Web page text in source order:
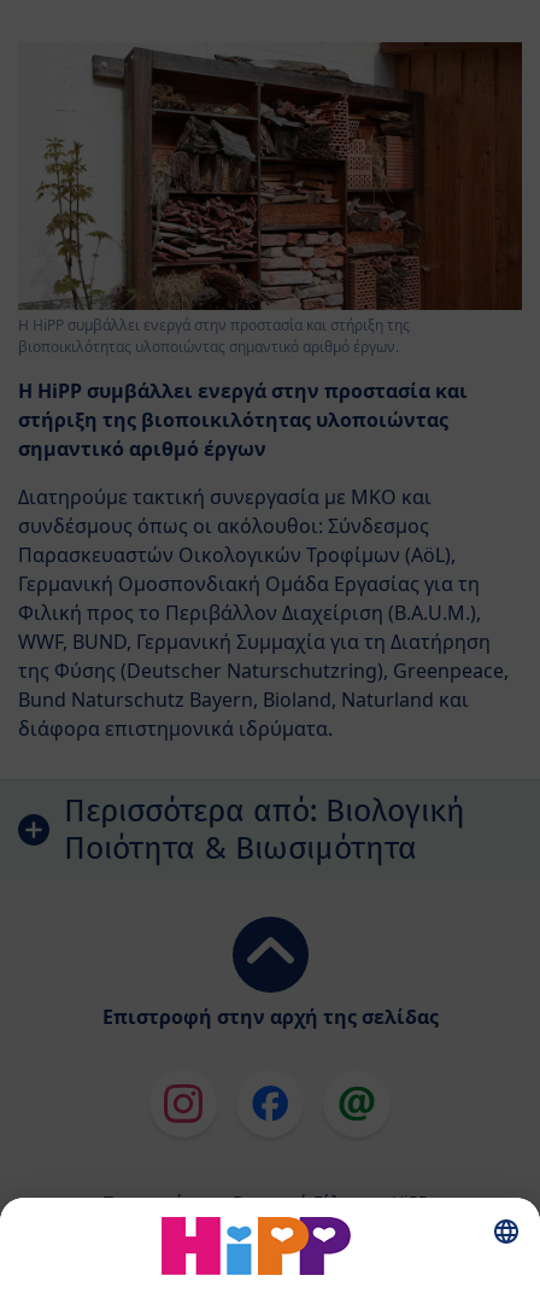
Η HiPP συμβάλλει ενεργά στην προστασία και στήριξη της
βιοποικιλότητας υλοποιώντας σημαντικό αριθμό έργων.
H HiPP συμβάλλει ενεργά στην προστασία και
στήριξη της βιοποικιλότητας υλοποιώντας
σημαντικό αριθμό έργων
Διατηρούμε τακτική συνεργασία με ΜΚΟ και
συνδέσμους όπως οι ακόλουθοι: Σύνδεσμος
Παρασκευαστών Οικολογικών Τροφίμων (AöL),
Γερμανική Ομοσπονδιακή Ομάδα Εργασίας για τη
Φιλική προς το Περιβάλλον Διαχείριση (B.A.U.M.),
WWF, BUND, Γερμανική Συμμαχία για τη Διατήρηση
της Φύσης (Deutscher Naturschutzring), Greenpeace,
Bund Naturschutz Bayern, Bioland, Naturland και
διάφορα επιστημονικά ιδρύματα.
Περισσότερα από: Βιολογική
Ποιότητα & Βιωσιμότητα
Επιστροφή στην αρχή της σελίδας
Παρασκεύασμα Βρεφικού Γάλακτος HiPP
Παιδικές Τροφές HiPP
HiPP για Νήπια